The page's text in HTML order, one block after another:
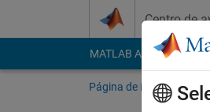
Centro de
MATLAB Answers
Página de inicio